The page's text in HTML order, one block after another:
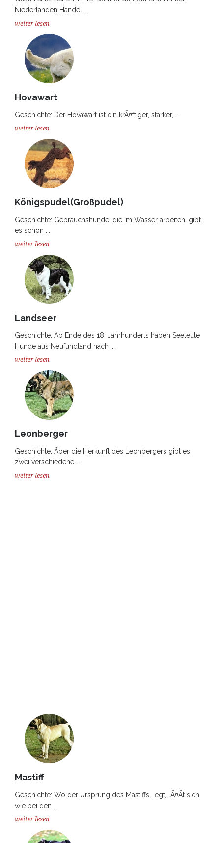
Niederlanden Handel ...
weiter lesen
Hovawart
Geschichte: Der Hovawart ist ein krÃ¤ftiger, starker, ...
weiter lesen
Königspudel(Großpudel)
Geschichte: Gebrauchshunde, die im Wasser arbeiten, gibt
es schon ...
weiter lesen
Landseer
Geschichte: Ab Ende des 18. Jahrhunderts haben Seeleute
Hunde aus Neufundland nach ...
weiter lesen
Leonberger
Geschichte: Ãber die Herkunft des Leonbergers gibt es
zwei verschiedene ...
weiter lesen
Mastiff
Geschichte: Wo der Ursprung des Mastiffs liegt, lÃ¤Ãt sich
wie bei den ...
weiter lesen